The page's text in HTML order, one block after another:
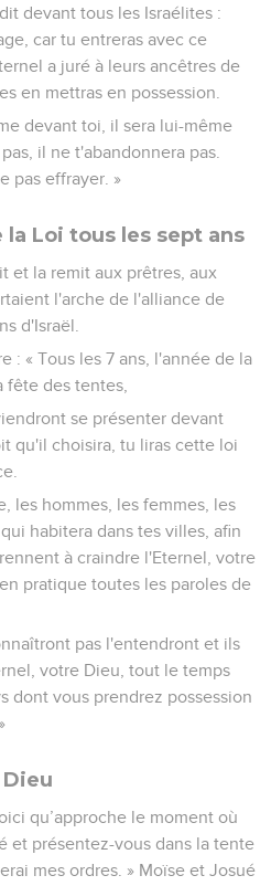
devant tous les Israélites :
car tu entreras avec ce
a juré à leurs ancêtres de
en mettras en possession.
devant toi, il sera lui-même
il ne t'abandonnera pas.
pas effrayer. »
Loi tous les sept ans
et la remit aux prêtres, aux
l'arche de l'alliance de
d'Israël.
: « Tous les 7 ans, l'année de la
fête des tentes,
se présenter devant
qu'il choisira, tu liras cette loi
les hommes, les femmes, les
habitera dans tes villes, afin
à craindre l'Eternel, votre
pratique toutes les paroles de
pas l'entendront et ils
votre Dieu, tout le temps
dont vous prendrez possession
qu’approche le moment où
et présentez-vous dans la tente
mes ordres. » Moïse et Josué